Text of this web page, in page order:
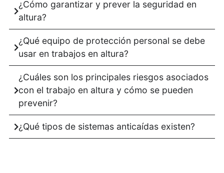
¿Cómo garantizar y prever la seguridad en
altura?
¿Qué equipo de protección personal se debe
usar en trabajos en altura?
¿Cuáles son los principales riesgos asociados
con el trabajo en altura y cómo se pueden
prevenir?
¿Qué tipos de sistemas anticaídas existen?